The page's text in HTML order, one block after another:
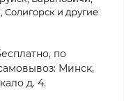
и другие
по
Минск,
д. 4.